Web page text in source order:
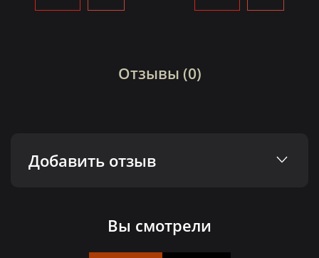
Отзывы (0)
Добавить отзыв
Вы смотрели